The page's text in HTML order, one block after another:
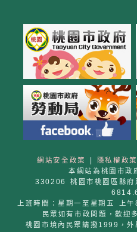
網站安全政策 隱私權政策
本網站為桃園市政
330206 桃園市桃園區縣
上班時間：星期一至星期五 上
民眾如有市政問題，歡迎
桃園市境內民眾請撥1999，